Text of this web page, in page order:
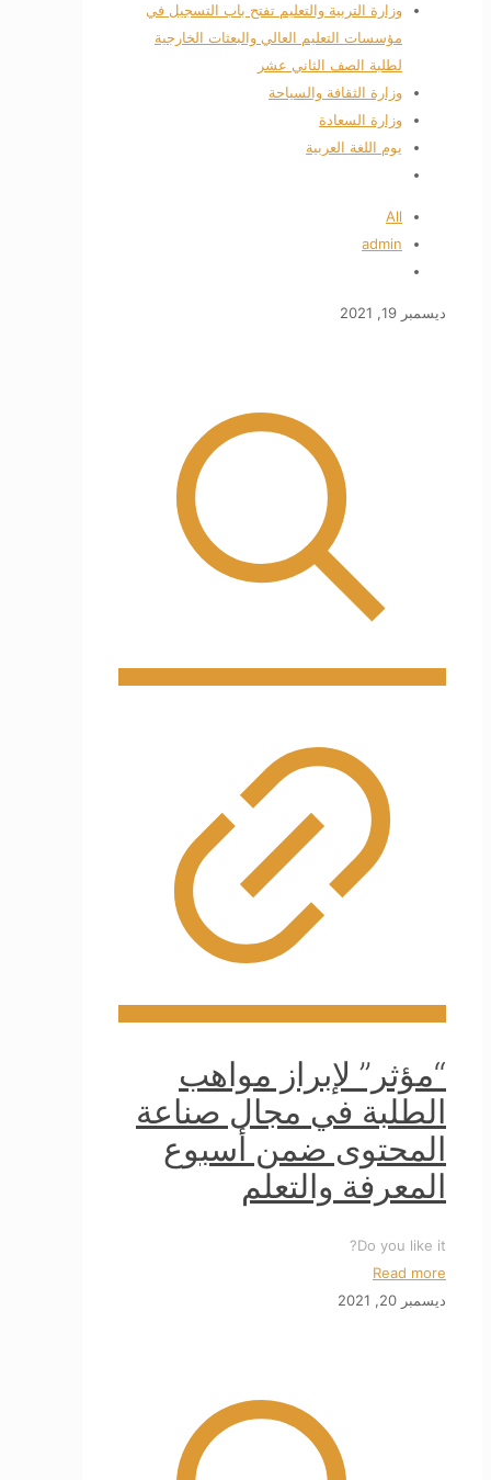
وزارة التربية والتعليم تفتح باب التسجيل في
مؤسسات التعليم العالي والبعثات الخارجية
لطلبة الصف الثاني عشر
وزارة الثقافة والسياحة
وزارة السعادة
يوم اللغة العربية
All
admin
ديسمبر 19, 2021
“مؤثر” لإبراز مواهب
الطلبة في مجال صناعة
المحتوى ضمن أسبوع
المعرفة والتعلم
Do you like it?
Read more
ديسمبر 20, 2021